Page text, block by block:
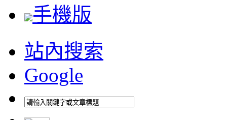
手機版
站內搜索
Google